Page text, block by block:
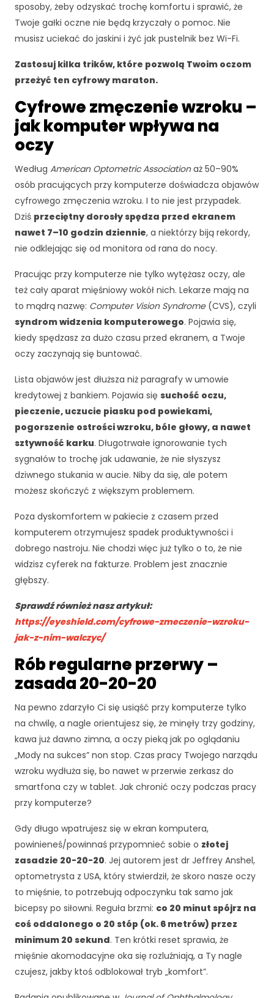
sposoby, żeby odzyskać trochę komfortu i sprawić, że
Twoje gałki oczne nie będą krzyczały o pomoc. Nie
musisz uciekać do jaskini i żyć jak pustelnik bez Wi-Fi.
Zastosuj kilka trików, które pozwolą Twoim oczom
przeżyć ten cyfrowy maraton.
Cyfrowe zmęczenie wzroku –
jak komputer wpływa na
oczy
Według American Optometric Associationaż 50–90%
osób pracujących przy komputerze doświadcza objawów
cyfrowego zmęczenia wzroku. I to nie jest przypadek.
Dziś przeciętny dorosły spędza przed ekranem
nawet 7–10 godzin dziennie, a niektórzy biją rekordy,
nie odklejając się od monitora od rana do nocy.
Pracując przy komputerze nie tylko wytężasz oczy, ale
też cały aparat mięśniowy wokół nich. Lekarze mają na
to mądrą nazwę: Computer Vision Syndrome(CVS), czyli
syndrom widzenia komputerowego. Pojawia się,
kiedy spędzasz za dużo czasu przed ekranem, a Twoje
oczy zaczynają się buntować.
Lista objawów jest dłuższa niż paragrafy w umowie
kredytowej z bankiem. Pojawia się suchość oczu,
pieczenie, uczucie piasku pod powiekami,
pogorszenie ostrości wzroku, bóle głowy, a nawet
sztywność karku. Długotrwałe ignorowanie tych
sygnałów to trochę jak udawanie, że nie słyszysz
dziwnego stukania w aucie. Niby da się, ale potem
możesz skończyć z większym problemem.
Poza dyskomfortem w pakiecie z czasem przed
komputerem otrzymujesz spadek produktywności i
dobrego nastroju. Nie chodzi więc już tylko o to, że nie
widzisz cyferek na fakturze. Problem jest znacznie
głębszy.
Sprawdź również nasz artykuł:
https://eyeshield.com/cyfrowe-zmeczenie-wzroku-
jak-z-nim-walczyc/
Rób regularne przerwy –
zasada 20-20-20
Na pewno zdarzyło Ci się usiąść przy komputerze tylko
na chwilę, a nagle orientujesz się, że minęły trzy godziny,
kawa już dawno zimna, a oczy pieką jak po oglądaniu
„Mody na sukces” non stop. Czas pracy Twojego narządu
wzroku wydłuża się, bo nawet w przerwie zerkasz do
smartfona czy w tablet. Jak chronić oczy podczas pracy
przy komputerze?
Gdy długo wpatrujesz się w ekran komputera,
powinieneś/powinnaś przypomnieć sobie o złotej
zasadzie 20-20-20. Jej autorem jest dr Jeffrey Anshel,
optometrysta z USA, który stwierdził, że skoro nasze oczy
to mięśnie, to potrzebują odpoczynku tak samo jak
bicepsy po siłowni. Reguła brzmi: co 20 minut spójrz na
coś oddalonego o 20 stóp (ok. 6 metrów) przez
minimum 20 sekund. Ten krótki reset sprawia, że
mięśnie akomodacyjne oka się rozluźniają, a Ty nagle
czujesz, jakby ktoś odblokował tryb „komfort”.